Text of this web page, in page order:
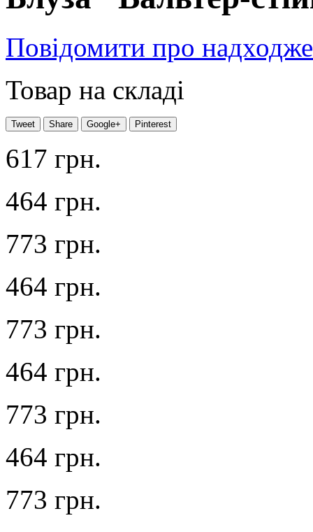
Повідомити про
Товар на складі
Tweet Share Google+ Pinterest
617 грн.
464 грн.
773 грн.
464 грн.
773 грн.
464 грн.
773 грн.
464 грн.
773 грн.